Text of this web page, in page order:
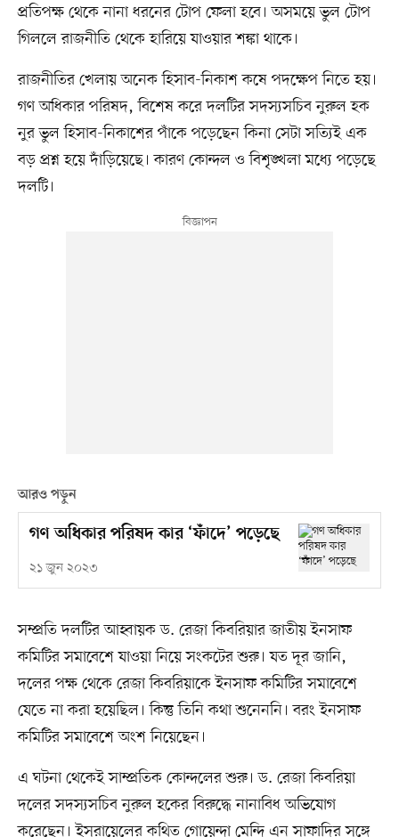
প্রতিপক্ষ থেকে নানা ধরনের টোপ ফেলা হবে। অসময়ে ভুল টোপ
গিললে রাজনীতি থেকে হারিয়ে যাওয়ার শঙ্কা থাকে।
রাজনীতির খেলায় অনেক হিসাব-নিকাশ কষে পদক্ষেপ নিতে হয়।
গণ অধিকার পরিষদ, বিশেষ করে দলটির সদস্যসচিব নুরুল হক
নুর ভুল হিসাব-নিকাশের পাঁকে পড়েছেন কিনা সেটা সত্যিই এক
বড় প্রশ্ন হয়ে দাঁড়িয়েছে। কারণ কোন্দল ও বিশৃঙ্খলা মধ্যে পড়েছে
দলটি।
আরও পড়ুন
গণ অধিকার পরিষদ কার ‘ফাঁদে’ পড়েছে
২১ জুন ২০২৩
সম্প্রতি দলটির আহ্বায়ক ড. রেজা কিবরিয়ার জাতীয় ইনসাফ
কমিটির সমাবেশে যাওয়া নিয়ে সংকটের শুরু। যত দূর জানি,
দলের পক্ষ থেকে রেজা কিবরিয়াকে ইনসাফ কমিটির সমাবেশে
যেতে না করা হয়েছিল। কিন্তু তিনি কথা শুনেননি। বরং ইনসাফ
কমিটির সমাবেশে অংশ নিয়েছেন।
এ ঘটনা থেকেই সাম্প্রতিক কোন্দলের শুরু। ড. রেজা কিবরিয়া
দলের সদস্যসচিব নুরুল হকের বিরুদ্ধে নানাবিধ অভিযোগ
করেছেন। ইসরায়েলের কথিত গোয়েন্দা মেন্দি এন সাফাদির সঙ্গে